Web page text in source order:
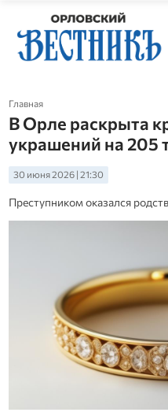
Главная
В Орле раскрыта
украшений на 205
30 июня 2026 | 21:30
Преступником оказался